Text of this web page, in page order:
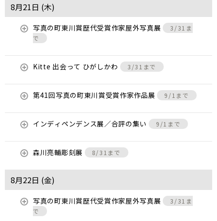
8月21日 (木)
写真の町東川賞歴代受賞作家屋外写真展
3/31ま
で
Kitte 出会って ひがしかわ 3/31まで
第41回写真の町東川賞受賞作家作品展 9/1まで
インディペンデンス展／合評の集い 9/1まで
森川亮輔彫刻展 8/31まで
8月22日 (金)
写真の町東川賞歴代受賞作家屋外写真展
3/31ま
で